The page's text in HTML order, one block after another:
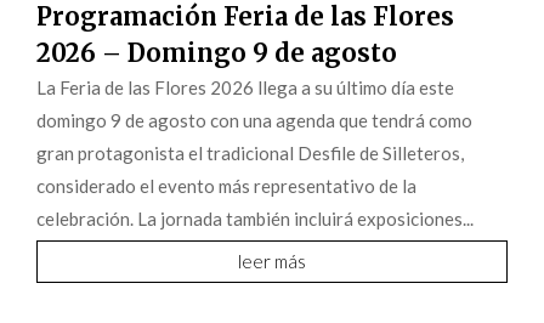
Programación Feria de las Flores
2026 – Domingo 9 de agosto
La Feria de las Flores 2026 llega a su último día este
domingo 9 de agosto con una agenda que tendrá como
gran protagonista el tradicional Desfile de Silleteros,
considerado el evento más representativo de la
celebración. La jornada también incluirá exposiciones...
leer más